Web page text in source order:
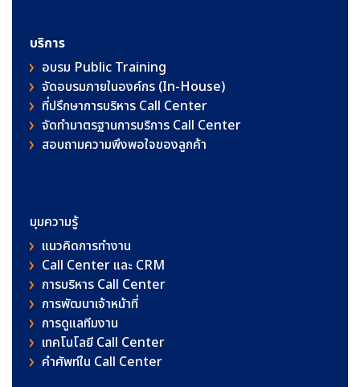
บริการ
อบรม Public Training
จัดอบรมภายในองค์กร (In-House)
ที่ปรึกษาการบริหาร Call Center
จัดทำมาตรฐานการบริการ Call Center
สอบถามความพึงพอใจของลูกค้า
มุมความรู้
แนวคิดการทำงาน
Call Center และ CRM
การบริหาร Call Center
การพัฒนาเจ้าหน้าที่
การดูแลทีมงาน
เทคโนโลยี Call Center
คําศัพท์ใน Call Center